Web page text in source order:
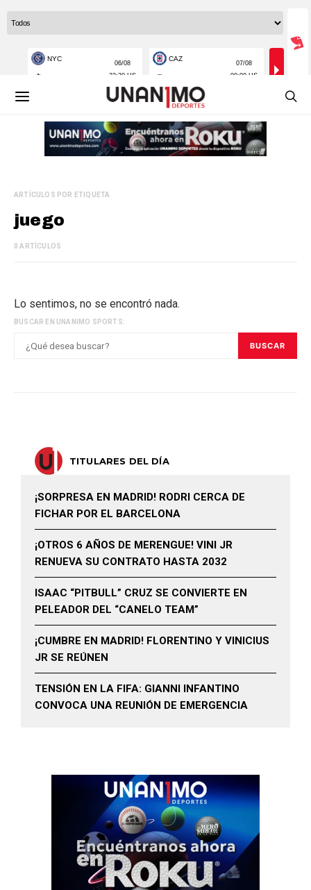
ARTÍCULOS POR ETIQUETA
juego
0 ARTÍCULOS
Lo sentimos, no se encontró nada.
BUSCAR EN UNANIMO SPORTS:
BUSCAR
TITULARES DEL DÍA
¡SORPRESA EN MADRID! RODRI CERCA DE
FICHAR POR EL BARCELONA
¡OTROS 6 AÑOS DE MERENGUE! VINI JR
RENUEVA SU CONTRATO HASTA 2032
ISAAC “PITBULL” CRUZ SE CONVIERTE EN
PELEADOR DEL “CANELO TEAM”
¡CUMBRE EN MADRID! FLORENTINO Y VINICIUS
JR SE REÚNEN
TENSIÓN EN LA FIFA: GIANNI INFANTINO
CONVOCA UNA REUNIÓN DE EMERGENCIA